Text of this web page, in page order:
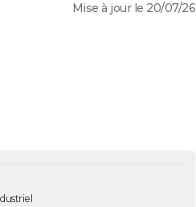
Mise à jour le 20/07/26